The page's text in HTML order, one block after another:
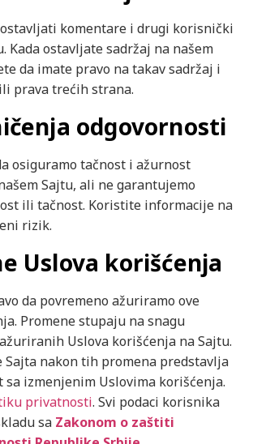
komentare i drugi korisnički
Kada ostavljate sadržaj na našem
da imate pravo na takav sadržaj i
prava trećih strana.
odgovornosti
osiguramo tačnost i ažurnost
Sajtu, ali ne garantujemo
ili tačnost. Koristite informacije na
rizik.
Uslova korišćenja
da povremeno ažuriramo ove
Promene stupaju na snagu
Uslova korišćenja na Sajtu.
Sajta nakon tih promena predstavlja
sa izmenjenim Uslovima korišćenja.
privatnosti. Svi podaci korisnika
sa Zakonom o zaštiti